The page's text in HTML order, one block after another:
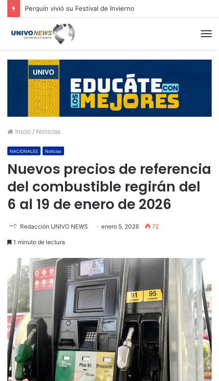
Perquín vivió su Festival de Invierno
Inicio / Noticias
NACIONALES Noticias
Nuevos precios de referencia
del combustible regirán del
6 al 19 de enero de 2026
Redacción UNIVO NEWS enero 5, 2026 72
1 minuto de lectura